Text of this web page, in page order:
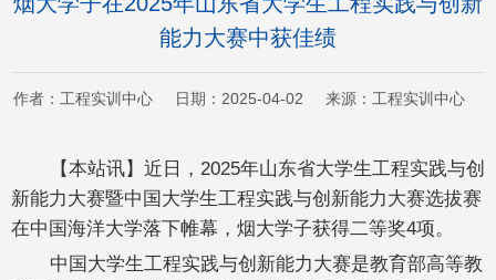
能力大赛中获佳绩
作者：工程实训中心 日期：2025-04-02 来源：工程实训中心
【本站讯】近日，2025年山东省大学生工程实践与创
新能力大赛暨中国大学生工程实践与创新能力大赛选拔赛
在中国海洋大学落下帷幕，烟大学子获得二等奖4项。
中国大学生工程实践与创新能力大赛是教育部高等教